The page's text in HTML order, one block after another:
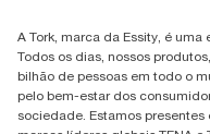
A Tork, marca da Essity, é
Todos os dias, nossos
bilhão de pessoas em todo o
pelo bem-estar dos
sociedade. Estamos